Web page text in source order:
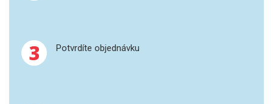
TAVENÍ
3 Potvrdíte objednávku